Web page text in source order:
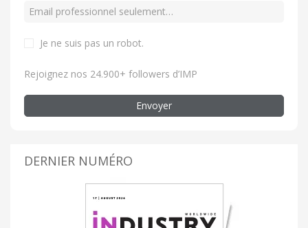
Je ne suis pas un robot.
Rejoignez nos 24.900+ followers d’IMP
Envoyer
DERNIER NUMÉRO